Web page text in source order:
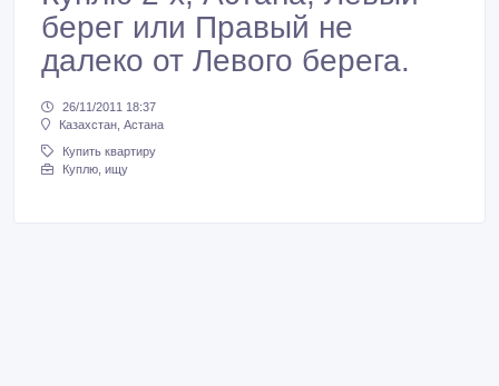
берег или Правый не
далеко от Левого берега.
26/11/2011 18:37
Казахстан, Астана
Купить квартиру
Куплю, ищу